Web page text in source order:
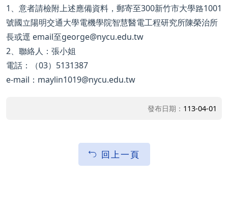
1、意者請檢附上述應備資料，郵寄至300新竹市大學路1001
號國立陽明交通大學電機學院智慧醫電工程研究所陳榮治所
長或逕 email至george@nycu.edu.tw
2、聯絡人：張小姐
電話：（03）5131387
e-mail：maylin1019@nycu.edu.tw
發布日期： 113-04-01
回上一頁